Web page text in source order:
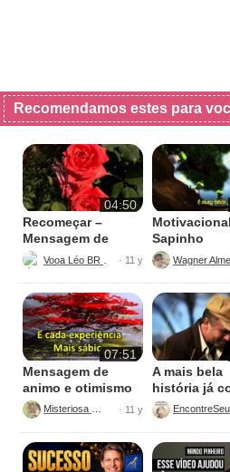
Recomendamos estes para
04:50
Recomeçar –
Mensagem de
Reflexão
· 11 y
Sapinho
07:51
Mensagem de
animo e otimismo
Misteriosa Ro · 11 y
A mais bela
história já
em 3
Exemplo!